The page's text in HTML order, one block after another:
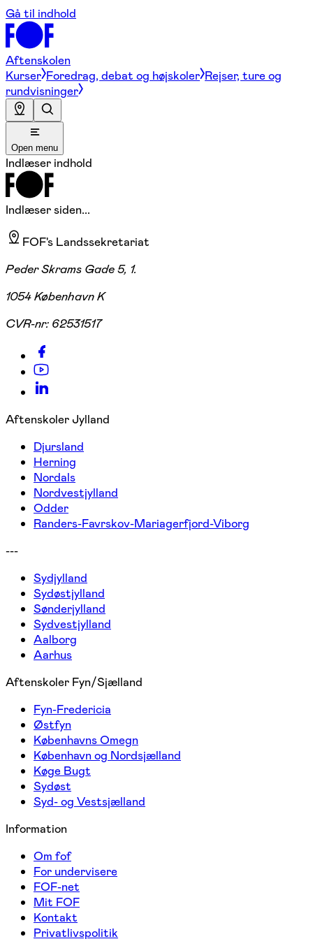
Gå til indhold
Aftenskolen
Kurser Foredrag, debat og højskoler Rejser, ture og
rundvisninger
Open menu
Indlæser indhold
Indlæser siden...
FOF's Landssekretariat
Peder Skrams Gade 5, 1.
1054 København K
CVR-nr: 62531517
Aftenskoler Jylland
Djursland
Herning
Nordals
Nordvestjylland
Odder
Randers-Favrskov-Mariagerfjord-Viborg
---
Sydjylland
Sydøstjylland
Sønderjylland
Sydvestjylland
Aalborg
Aarhus
Aftenskoler Fyn/Sjælland
Fyn-Fredericia
Østfyn
Københavns Omegn
København og Nordsjælland
Køge Bugt
Sydøst
Syd- og Vestsjælland
Information
Om fof
For undervisere
FOF-net
Mit FOF
Kontakt
Privatlivspolitik